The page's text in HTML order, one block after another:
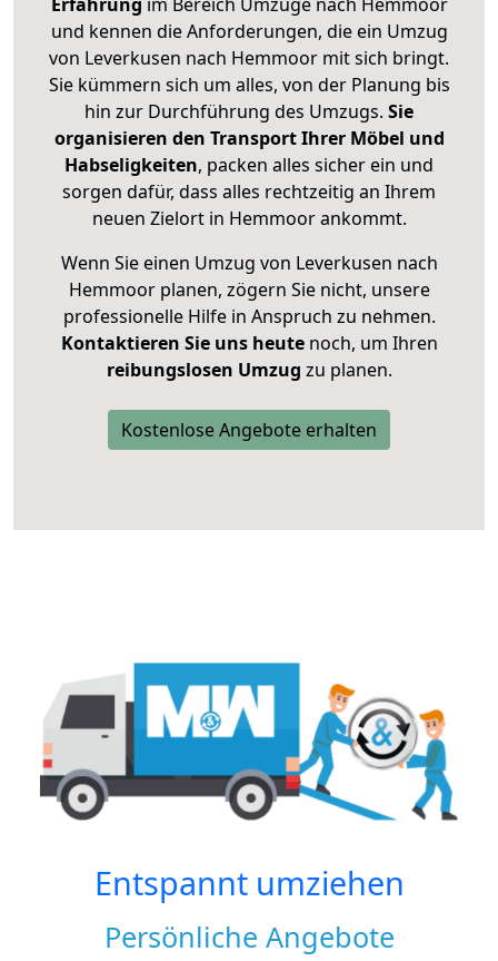
und kennen die Anforderungen, die ein Umzug
von Leverkusen nach Hemmoor mit sich bringt.
Sie kümmern sich um alles, von der Planung bis
hin zur Durchführung des Umzugs. Sie
organisieren den Transport Ihrer Möbel und
Habseligkeiten, packen alles sicher ein und
sorgen dafür, dass alles rechtzeitig an Ihrem
neuen Zielort in Hemmoor ankommt.
Wenn Sie einen Umzug von Leverkusen nach
Hemmoor planen, zögern Sie nicht, unsere
professionelle Hilfe in Anspruch zu nehmen.
Kontaktieren Sie uns heutenoch, um Ihren
reibungslosen Umzug zu planen.
Kostenlose Angebote erhalten
Entspannt umziehen
Persönliche Angebote